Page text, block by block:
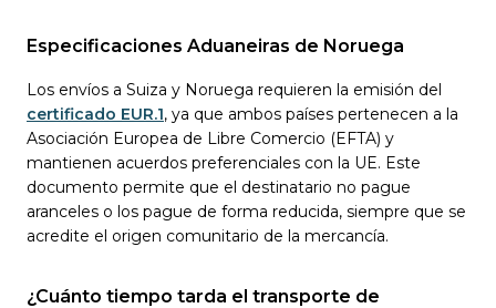
Especificaciones Aduaneiras de Noruega
Los envíos a Suiza y Noruega requieren la emisión del
certificado EUR.1, ya que ambos países pertenecen a la
Asociación Europea de Libre Comercio (EFTA) y
mantienen acuerdos preferenciales con la UE. Este
documento permite que el destinatario no pague
aranceles o los pague de forma reducida, siempre que se
acredite el origen comunitario de la mercancía.
¿Cuánto tiempo tarda el transporte de